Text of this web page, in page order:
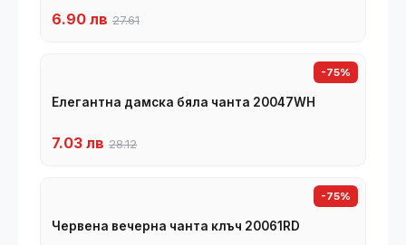
6.90 лв 27.61
-75%
Елегантна дамска бяла чанта 20047WH
7.03 лв 28.12
-75%
Червена вечерна чанта клъч 20061RD